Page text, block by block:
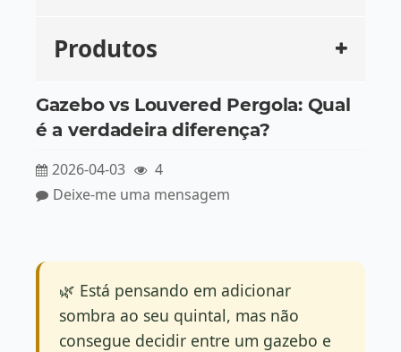
Produtos
Gazebo vs Louvered Pergola: Qual
é a verdadeira diferença?
2026-04-03
4
Deixe-me uma mensagem
🌿 Está pensando em adicionar
sombra ao seu quintal, mas não
consegue decidir entre um gazebo e